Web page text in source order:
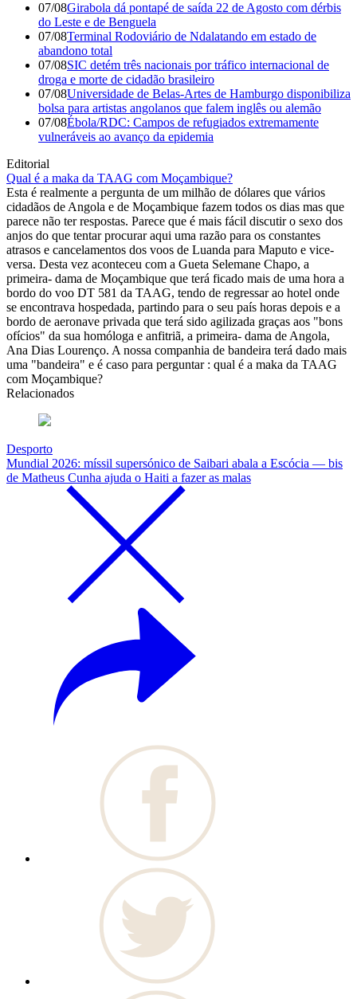
07/08Girabola dá pontapé de saída 22 de Agosto com dérbis
do Leste e de Benguela
07/08Terminal Rodoviário de Ndalatando em estado de
abandono total
07/08SIC detém três nacionais por tráfico internacional de
droga e morte de cidadão brasileiro
07/08Universidade de Belas-Artes de Hamburgo disponibiliza
bolsa para artistas angolanos que falem inglês ou alemão
07/08Ébola/RDC: Campos de refugiados extremamente
vulneráveis ao avanço da epidemia
Editorial
Qual é a maka da TAAG com Moçambique?
Esta é realmente a pergunta de um milhão de dólares que vários
cidadãos de Angola e de Moçambique fazem todos os dias mas que
parece não ter respostas. Parece que é mais fácil discutir o sexo dos
anjos do que tentar procurar aqui uma razão para os constantes
atrasos e cancelamentos dos voos de Luanda para Maputo e vice-
versa. Desta vez aconteceu com a Gueta Selemane Chapo, a
primeira- dama de Moçambique que terá ficado mais de uma hora a
bordo do voo DT 581 da TAAG, tendo de regressar ao hotel onde
se encontrava hospedada, partindo para o seu país horas depois e a
bordo de aeronave privada que terá sido agilizada graças aos "bons
ofícios" da sua homóloga e anfitriã, a primeira- dama de Angola,
Ana Dias Lourenço. A nossa companhia de bandeira terá dado mais
uma "bandeira" e é caso para perguntar : qual é a maka da TAAG
com Moçambique?
Relacionados
Desporto
Mundial 2026: míssil supersónico de Saibari abala a Escócia — bis
de Matheus Cunha ajuda o Haiti a fazer as malas